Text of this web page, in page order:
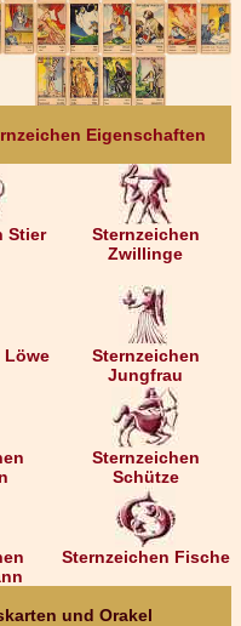
Eigenschaften
Stier
Sternzeichen
Zwillinge
Löwe
Sternzeichen
Jungfrau
Sternzeichen
Schütze
Sternzeichen Fische
und Orakel